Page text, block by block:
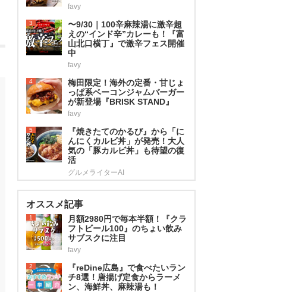
favy
3
〜9/30｜100辛麻辣湯に激辛超
えの“インド辛”カレーも！『富
山北口横丁』で激辛フェス開催
中
favy
4
梅田限定！海外の定番・甘じょ
っぱ系ベーコンジャムバーガー
が新登場『BRISK STAND』
favy
5
『焼きたてのかるび』から「に
んにくカルビ丼」が発売！大人
気の「豚カルビ丼」も待望の復
活
グルメライターAI
オススメ記事
1
月額2980円で毎本半額！『クラ
フトビール100』のちょい飲み
サブスクに注目
favy
2
『reDine広島』で食べたいラン
チ8選！唐揚げ定食からラーメ
ン、海鮮丼、麻辣湯も！